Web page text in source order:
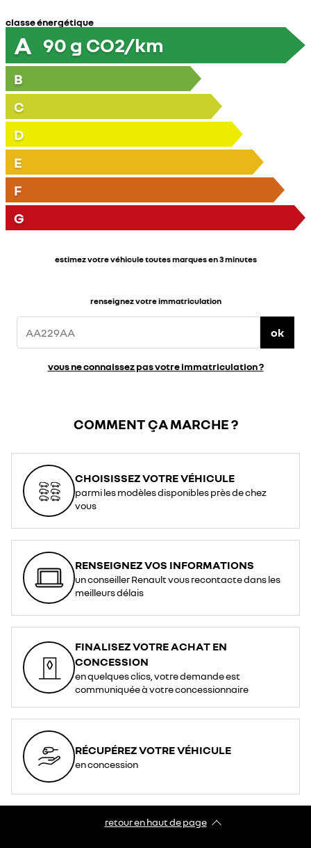
classe énergétique
A 90 g CO2/km
B
C
D
E
F
G
estimez votre véhicule toutes marques en 3 minutes
renseignez votre immatriculation
ok
vous ne connaissez pas votre immatriculation ?
COMMENT ÇA MARCHE ?
CHOISISSEZ VOTRE VÉHICULE
parmi les modèles disponibles près de chez
vous
RENSEIGNEZ VOS INFORMATIONS
un conseiller Renault vous recontacte dans les
meilleurs délais
FINALISEZ VOTRE ACHAT EN
CONCESSION
en quelques clics, votre demande est
communiquée à votre concessionnaire
RÉCUPÉREZ VOTRE VÉHICULE
en concession
retour en haut de page​